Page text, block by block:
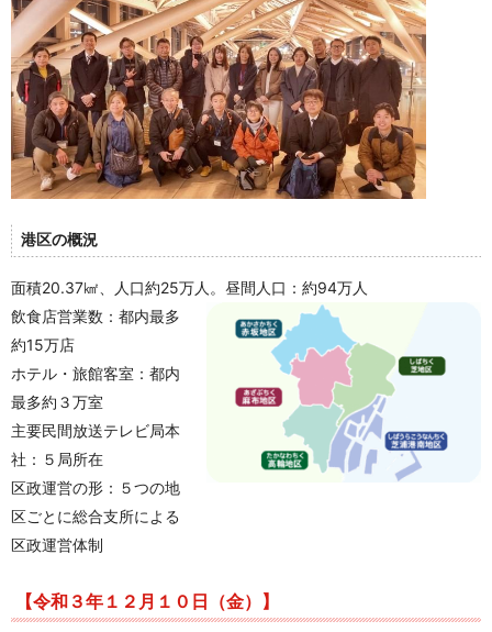
港区の概況
面積20.37㎢、人口約25万人。 昼間人口：約94万人
飲食店営業数：都内最多
約15万店
ホテル・旅館客室：都内
最多約３万室
主要民間放送テレビ局本
社：５局所在
区政運営の形：５つの地
区ごとに総合支所による
区政運営体制
【令和３年１２月１０日（金）】